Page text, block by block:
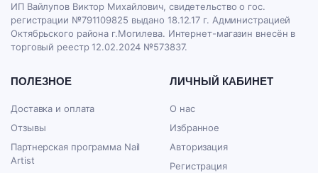
ИП Вайлупов Виктор Михайлович, свидетельство о гос.
регистрации №791109825 выдано 18.12.17 г. Администрацией
Октябрьского района г.Могилева. Интернет-магазин внесён в
торговый реестр 12.02.2024 №573837.
ПОЛЕЗНОЕ
Доставка и оплата
Отзывы
Партнерская программа Nail
Artist
ЛИЧНЫЙ КАБИНЕТ
О нас
Избранное
Авторизация
Регистрация